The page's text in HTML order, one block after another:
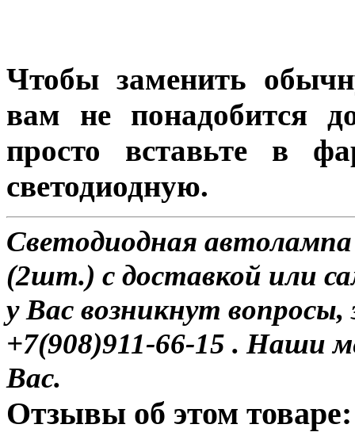
Чтобы заменить
вам не понадобится
просто вставьте в
светодиодную.
Светодиодная
(2шт.) с доставкой или
у Вас возникнут
+7(908)911-66-15 . Наши
Вас.
Отзывы об этом товаре: